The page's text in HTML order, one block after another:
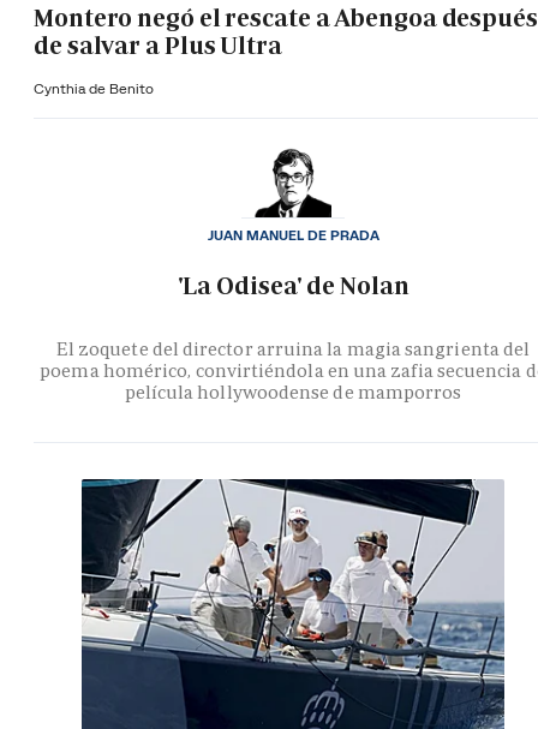
Montero negó el rescate a Abengoa después
de salvar a Plus Ultra
Cynthia de Benito
'La Odisea' de Nolan
El zoquete del director arruina la magia sangrienta del
poema homérico, convirtiéndola en una zafia secuencia
película hollywoodense de mamporros
JUAN MANUEL DE PRADA